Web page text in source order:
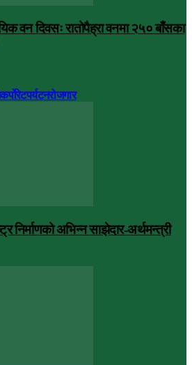
वन दिवसः रातोपैह्रा वनमा २५० बाँसका
कर्पोरेटपर्यटनरोजगार
निर्माणको अभिन्न साझेदार-अर्थमन्त्री